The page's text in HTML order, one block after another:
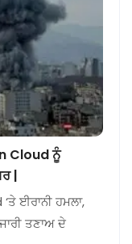
Cloud ਨੂੰ
|
ਈਰਾਨੀ ਹਮਲਾ,
ਤਣਾਅ ਦੇ